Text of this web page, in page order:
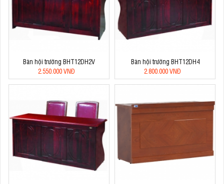
Bàn hội trường BHT12DH2V
2.550.000 VNĐ
Bàn hội trường BHT12DH4
2.800.000 VNĐ